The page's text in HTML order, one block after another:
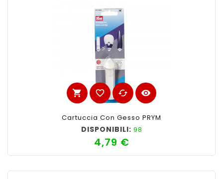
shopping_cart favorite_border cached visibility
Cartuccia Con Gesso PRYM
DISPONIBILI: 98
4,79 €Prezzo